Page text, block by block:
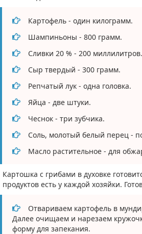
Картофель - один килограмм.
Шампиньоны - 800 грамм.
Сливки 20 % - 200 миллилитров.
Сыр твердый - 300 грамм.
Репчатый лук - одна головка.
Яйца - две штуки.
Чеснок - три зубчика.
Соль, молотый белый перец -
Масло растительное - для
Картошка с грибами в духовке
продуктов есть у каждой хозяйки.
Отвариваем картофель в
Далее очищаем и нарезаем
форму для запекания.